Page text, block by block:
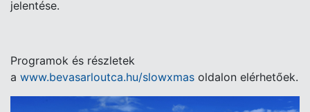
jelentése.
Programok és részletek
a www.bevasarloutca.hu/slowxmas oldalon elérhetőek.